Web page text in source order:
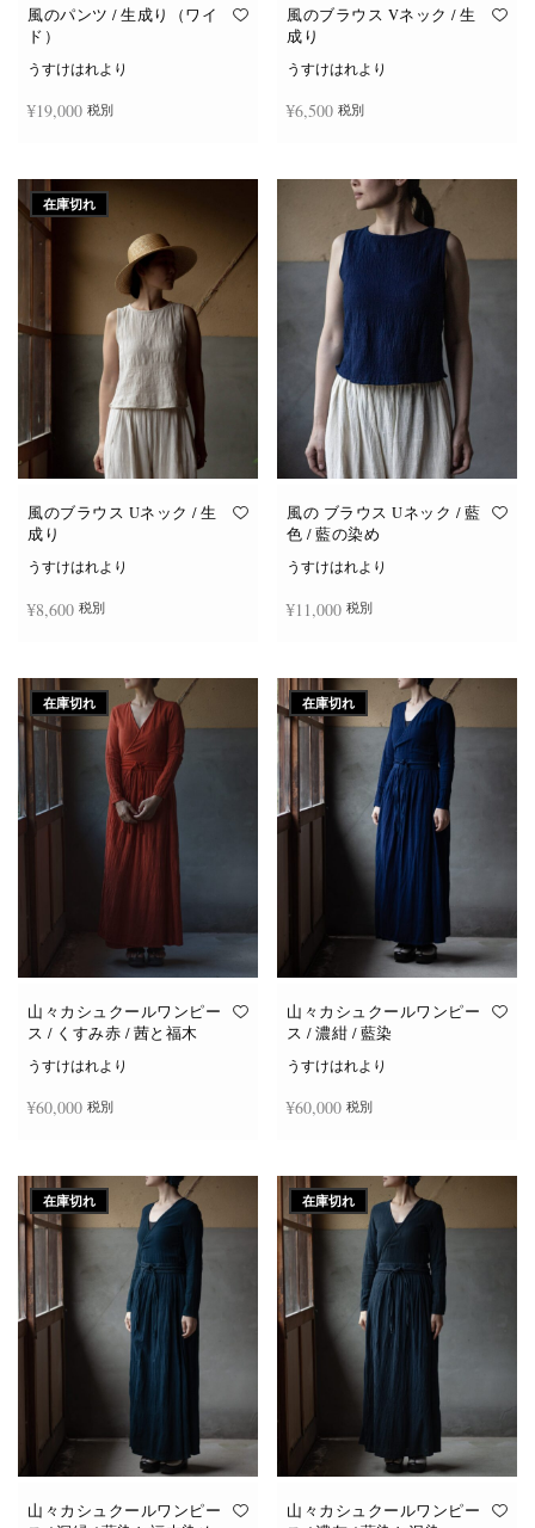
オ
ジ
選
択
で
き
ま
す
オ
ジ
か
ら
選
風のパンツ / 生成り（ワイ
ド）
うすけはれより
¥19,000 税別
風のブラウス Vネック / 生
成り
うすけはれより
¥6,500 税別
在庫切れ
風のブラウス Uネック / 生
成り
うすけはれより
¥8,600 税別
風の ブラウス Uネック / 藍
色 / 藍の染め
うすけはれより
¥11,000 税別
在庫切れ
山々カシュクールワンピー
ス / くすみ赤 / 茜と福木
うすけはれより
¥60,000 税別
在庫切れ
山々カシュクールワンピー
ス / 濃紺 / 藍染
うすけはれより
¥60,000 税別
在庫切れ
山々カシュクールワンピー
在庫切れ
山々カシュクールワンピー